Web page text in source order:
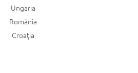
Ungaria
România
Croaţia